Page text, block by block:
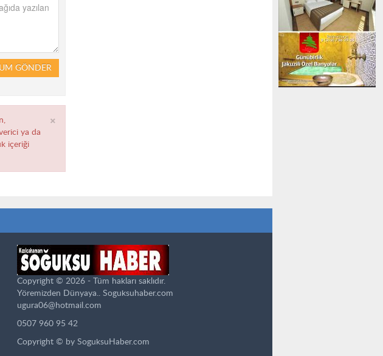
GÖNDER
×
ya da
içeriği
Copyright © 2026 - Tüm hakları saklıdır.
Yöremizden Dünyaya.. Soguksuhaber.com
ugura06@hotmail.com
0507 960 95 42
Copyright © by SoguksuHaber.com